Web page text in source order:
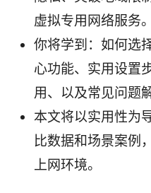
虚拟专用网络服务。
你将学到：如何选
心功能、实用设置
用、以及常见问题
本文将以实用性为
比数据和场景案例
上网环境。